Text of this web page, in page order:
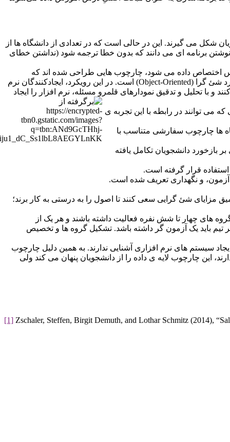
شکل می گیرند. این در حالی است که در تعدادی از دانشگاه ها از
برنامه ای می دانند که بدون خطا ترجمه شود (نداشتن خطای
درس اختصاص داده می شود، چارچوب هایی طراحی شده اند که
دانشجویان می توانند با به کارگیری آن مبانی یک رویکرد موفق برنامه نویسی را تمرین کنند. یکی از رویکردهای مشهور ایجاد نرم افزار، رویکرد شئ گرا (Object-Oriented) است. در این رویکرد، ایجادکنندگان نرم
تحلیل و تدقیق نمودارهای قلمرو مسئله، نرم افزار را ایجاد
جاوا برای آموزش رویکرد شئ گرا ایجاد شده است [1]. از جمله نقاط قوتی که می توانند در رابطه با این تجربه ی
ها چارچوب سفارشی متناسب با
بازخورد دانشجویان تکامل یافته
قرار گرفته است.
آزمون، و نگهداری تعریف شده است.
مزایای شئ گرایی سعی کنند تا اصول را به درستی به کار برند؛
های چهار تا شش نفره فعالیت داشته باشند و هر یک از
تیم باید یک آزمون گر داشته باشد. تشکیل گروه ها و تخصیص
سیستم های نرم افزاری آشنایی ندارند. به همین دلیل چارچوب
این چارچوب لایه ی داده را از دانشجویان پنهان می کند ولی
[1] Zschaler, Steffen, Birgit Demuth, and Lothar Schmitz (2014),